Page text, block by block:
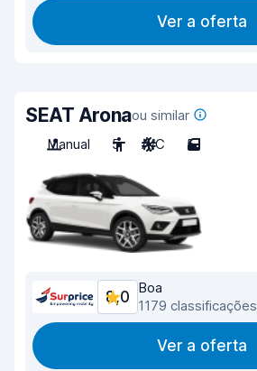
Ver a oferta
SEAT Aronaou similar
Manual
5 A/C 5
8,0
Boa
1179 classificações
Ver a oferta